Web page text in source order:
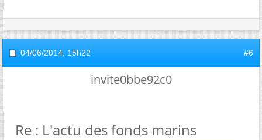
04/06/2014, 15h22 #6
invite0bbe92c0
Re : L'actu des fonds marins